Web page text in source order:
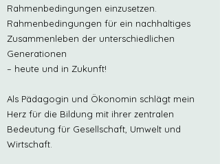
Rahmenbedingungen einzusetzen.
Rahmenbedingungen für ein nachhaltiges
Zusammenleben der unterschiedlichen
Generationen
– heute und in Zukunft!
Als Pädagogin und Ökonomin schlägt mein
Herz für die Bildung mit ihrer zentrale​n
Bedeutung für Gesellschaft, Umwelt und
Wirtschaft.